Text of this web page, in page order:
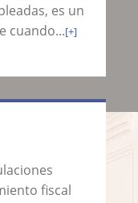
es un
cuando...[+]
fiscal